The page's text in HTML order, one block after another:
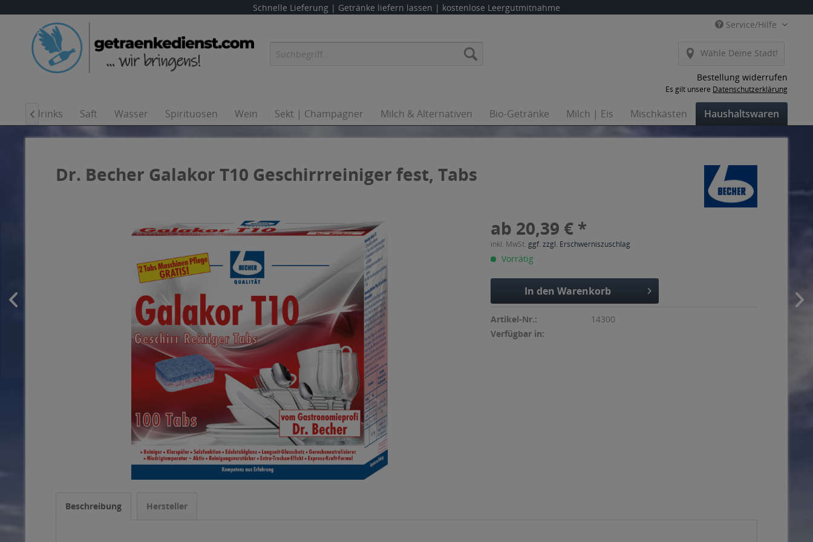
Schnelle Lieferung | Getränke liefern lassen | kostenlose Leergutmitnahme
Service/Hilfe
Wähle Deine Stadt!
Bestellung widerrufen
Es gilt unsere Datenschutzerklärung
Softdrinks Saft Wasser Spirituosen Wein Sekt | Champagner Milch & Alternativen Bio-Getränke Milch | Eis Mischkästen Haushaltswaren

Dr. Becher Galakor T10 Geschirrreiniger fest, Tabs
ab 20,39 € *
inkl. MwSt. ggf. zzgl. Erschwerniszuschlag
Vorrätig
In den Warenkorb
Artikel-Nr.:
14300
Verfügbar in:
Beschreibung Hersteller